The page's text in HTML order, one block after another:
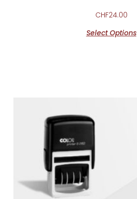
CHF24.00
Select Options